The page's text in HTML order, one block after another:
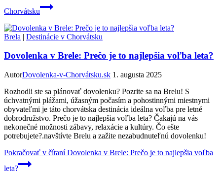
Chorvátsku
Brela | Destinácie v Chorvátsku
Dovolenka v Brele: Prečo je to najlepšia voľba leta?
AutorDovolenka-v-Chorvátsku.sk 1. augusta 2025
Rozhodli ste sa plánovať dovolenku? Pozrite sa na Brelu! S
úchvatnými plážami, úžasným počasím a pohostinnými miestnymi
obyvateľmi je táto chorvátska destinácia ideálna voľba pre letné
dobrodružstvo. Prečo je to najlepšia voľba leta? Čakajú na vás
nekonečné možnosti zábavy, relaxácie a kultúry. Čo ešte
potrebujete?.navštívte Brelu a zažite nezabudnuteľnú dovolenku!
Pokračovať v čítaníDovolenka v Brele: Prečo je to najlepšia voľba
leta?